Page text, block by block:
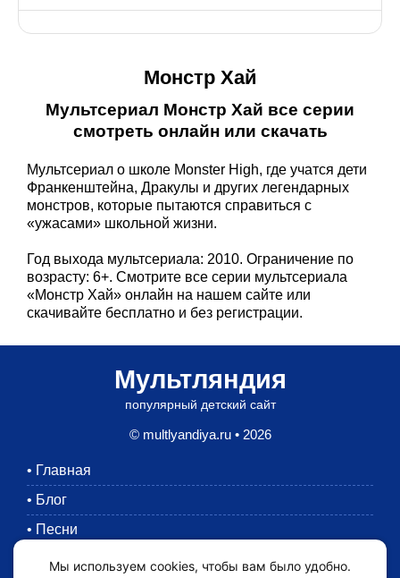
Монстр Хай
Мультсериал Монстр Хай все серии
смотреть онлайн или скачать
Мультсериал о школе Monster High, где учатся дети
Франкенштейна, Дракулы и других легендарных
монстров, которые пытаются справиться с
«ужасами» школьной жизни.
Год выхода мультсериала: 2010. Ограничение по
возрасту: 6+. Смотрите все серии мультсериала
«Монстр Хай» онлайн на нашем сайте или
скачивайте бесплатно и без регистрации.
Мультляндия
популярный детский сайт
© multlyandiya.ru • 2026
• Главная
• Блог
• Песни
Раскраски
Мы используем cookies, чтобы вам было удобно.